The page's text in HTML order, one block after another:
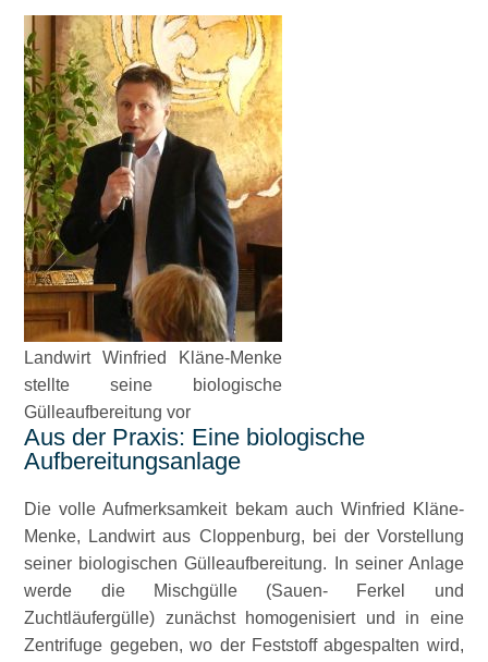
Landwirt Winfried Kläne-Menke
stellte seine biologische
Gülleaufbereitung vor
Aus der Praxis: Eine biologische
Aufbereitungsanlage
Die volle Aufmerksamkeit bekam auch Winfried Kläne-
Menke, Landwirt aus Cloppenburg, bei der Vorstellung
seiner biologischen Gülleaufbereitung. In seiner Anlage
werde die Mischgülle (Sauen- Ferkel und
Zuchtläufergülle) zunächst homogenisiert und in eine
Zentrifuge gegeben, wo der Feststoff abgespalten wird,